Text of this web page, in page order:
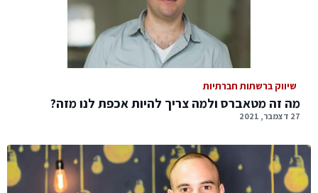
שיווק ברשתות חברתיות
מה זה מטאברס ולמה צריך להיות אכפת לנו מזה?
27 דצמבר, 2021